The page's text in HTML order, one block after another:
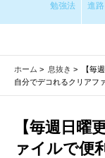
勉強法 進路
ホーム > 息抜き >
【毎
自分でデコれるクリアフ
【毎週日
ァイルで便